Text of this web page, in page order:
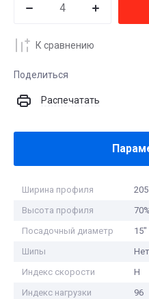
К сравнению
Поделиться
Распечатать
Ширина профиля
Высота профиля
70%
Посадочный диаметр
15"
Шипы
Нет
Индекс скорости
H
Индекс нагрузки
96